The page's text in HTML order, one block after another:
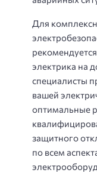
Для
электрика на
специалисты
вашей
оптимальные
защитного
по всем